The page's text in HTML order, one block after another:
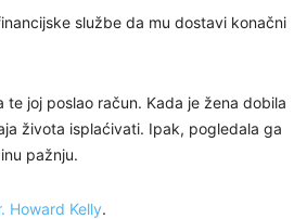
službe da mu dostavi konačni
joj poslao račun. Kada je žena dobila
života isplaćivati. Ipak, pogledala ga
pažnju.
Howard Kelly.